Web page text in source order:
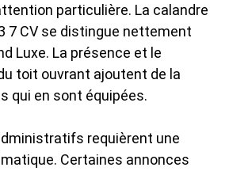
particulière. La calandre
7 CV se distingue nettement
Luxe. La présence et le
toit ouvrant ajoutent de la
qui en sont équipées.
requièrent une
Certaines annonces